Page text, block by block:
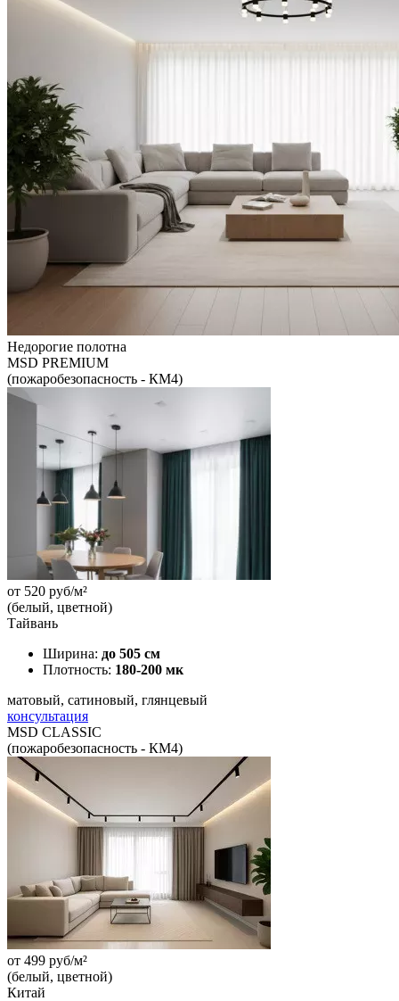
Недорогие полотна
MSD PREMIUM
(пожаробезопасность - КМ4)
от 520 руб/м²
(белый, цветной)
Тайвань
Ширина: до 505 см
Плотность: 180-200 мк
матовый, сатиновый, глянцевый
консультация
MSD CLASSIC
(пожаробезопасность - КМ4)
от 499 руб/м²
(белый, цветной)
Китай